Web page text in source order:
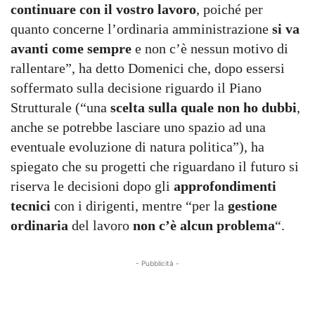
continuare con il vostro lavoro, poiché per
quanto concerne l’ordinaria amministrazione si va
avanti come sempre e non c’è nessun motivo di
rallentare”, ha detto Domenici che, dopo essersi
soffermato sulla decisione riguardo il Piano
Strutturale (“una scelta sulla quale non ho dubbi,
anche se potrebbe lasciare uno spazio ad una
eventuale evoluzione di natura politica”), ha
spiegato che su progetti che riguardano il futuro si
riserva le decisioni dopo gli approfondimenti
tecnici con i dirigenti, mentre “per la gestione
ordinaria del lavoro non c’è alcun problema“.
- Pubblicità -